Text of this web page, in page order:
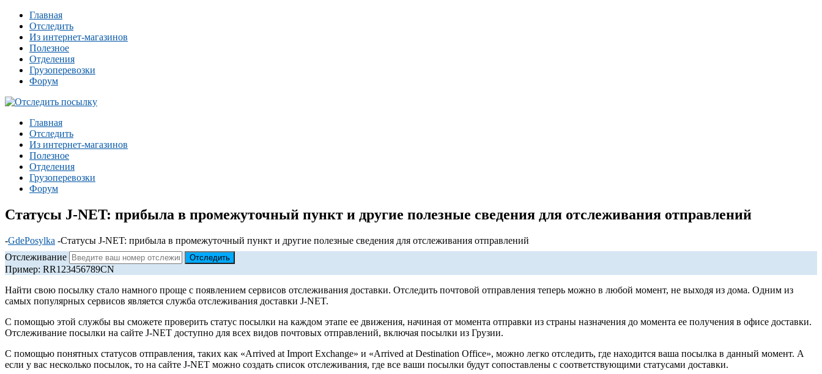
Главная
Отследить
Из интернет-магазинов
Полезное
Отделения
Грузоперевозки
Форум
Главная
Отследить
Из интернет-магазинов
Полезное
Отделения
Грузоперевозки
Форум
Статусы J-NET: прибыла в промежуточный пункт и другие полезные сведения для отслеживания отправлений
-GdePosylka -Статусы J-NET: прибыла в промежуточный пункт и другие полезные сведения для отслеживания отправлений
Отслеживание
Пример: RR123456789CN
Найти свою посылку стало намного проще с появлением сервисов отслеживания доставки. Отследить почтовой отправления теперь можно в любой момент, не выходя из дома. Одним из
самых популярных сервисов является служба отслеживания доставки J-NET.
С помощью этой службы вы сможете проверить статус посылки на каждом этапе ее движения, начиная от момента отправки из страны назначения до момента ее получения в офисе доставки.
Отслеживание посылки на сайте J-NET доступно для всех видов почтовых отправлений, включая посылки из Грузии.
С помощью понятных статусов отправления, таких как «Arrived at Import Exchange» и «Arrived at Destination Office», можно легко отследить, где находится ваша посылка в данный момент. А
если у вас несколько посылок, то на сайте J-NET можно создать список отслеживания, где все ваши посылки будут сопоставлены с соответствующими статусами доставки.